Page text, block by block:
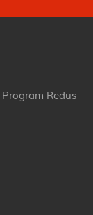
Redus